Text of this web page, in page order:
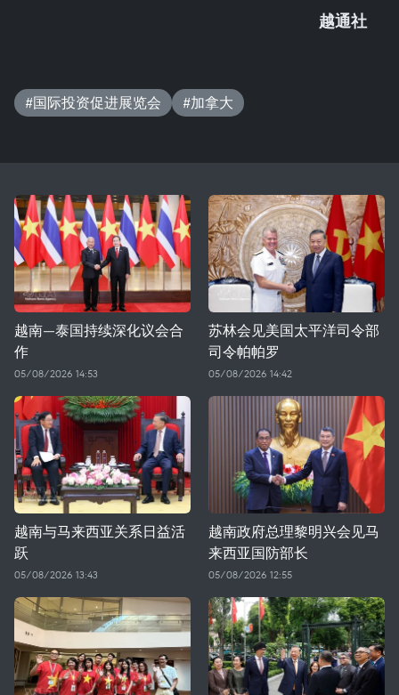
越通社
#国际投资促进展览会 #加拿大
越南—泰国持续深化议会合
作
05/08/2026 14:53
苏林会见美国太平洋司令部
司令帕帕罗
05/08/2026 14:42
越南与马来西亚关系日益活
跃
05/08/2026 13:43
越南政府总理黎明兴会见马
来西亚国防部长
05/08/2026 12:55